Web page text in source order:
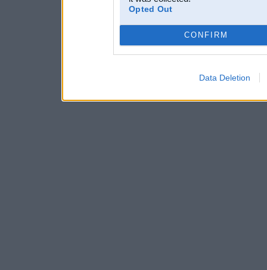
Opted Out
CONFIRM
Data Deletion